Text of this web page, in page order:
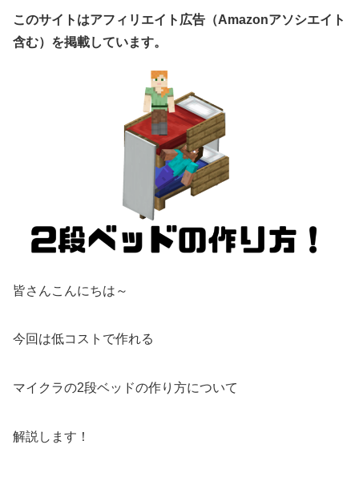
このサイトはアフィリエイト広告（Amazonアソシエイト
含む）を掲載しています。
皆さんこんにちは～
今回は低コストで作れる
マイクラの2段ベッドの作り方について
解説します！